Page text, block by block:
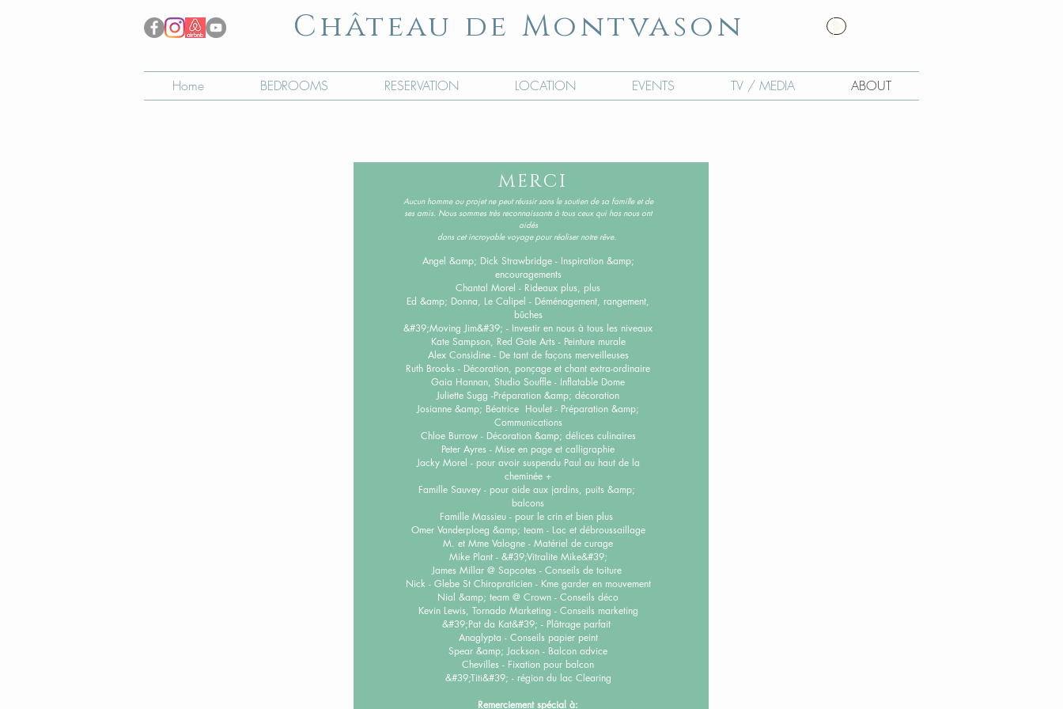
Château de Montvason
Home BEDROOMS RESERVATION LOCATION EVENTS TV / MEDIA ABOUT
MERCI
Aucun homme ou projet ne peut réussir sans le soutien de sa famille et de
ses amis. Nous sommes très reconnaissants à tous ceux qui has nous ont
aidés
dans cet incroyable voyage pour réaliser notre rêve.
Angel &amp; Dick Strawbridge - Inspiration &amp;
encouragements
Chantal Morel - Rideaux plus, plus
Ed &amp; Donna, Le Calipel - Déménagement, rangement,
bûches
&#39;Moving Jim&#39; - Investir en nous à tous les niveaux
Kate Sampson, Red Gate Arts - Peinture murale
Alex Considine - De tant de façons merveilleuses
Ruth Brooks - Décoration, ponçage et chant extra-ordinaire
Gaia Hannan, Studio Souffle - Inflatable Dome
Juliette Sugg -Préparation &amp; décoration
Josianne &amp; Béatrice Houlet - Préparation &amp;
Communications
Chloe Burrow - Décoration &amp; délices culinaires
Peter Ayres - Mise en page et calligraphie
Jacky Morel - pour avoir suspendu Paul au haut de la
cheminée +
Famille Sauvey - pour aide aux jardins, puits &amp;
balcons
Famille Massieu - pour le crin et bien plus
Omer Vanderploeg &amp; team - Lac et débroussaillage
M. et Mme Valogne - Matériel de curage
Mike Plant - &#39;Vitralite Mike&#39;
James Millar @ Sapcotes - Conseils de toiture
Nick - Glebe St Chiropraticien - Kme garder en mouvement
Nial &amp; team @ Crown - Conseils déco
Kevin Lewis, Tornado Marketing - Conseils marketing
&#39;Pat da Kat&#39; - Plâtrage parfait
Anaglypta - Conseils papier peint
Spear &amp; Jackson - Balcon advice
Chevilles - Fixation pour balcon
&#39;Titi&#39; - région du lac Clearing
Remerciement spécial à: